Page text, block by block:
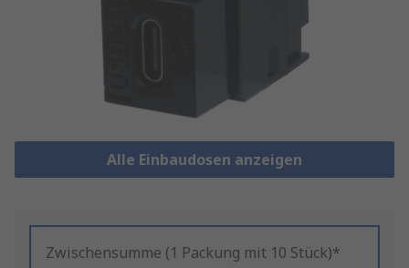
Alle Einbaudosen anzeigen
Zwischensumme (1 Packung mit 10 Stück)*